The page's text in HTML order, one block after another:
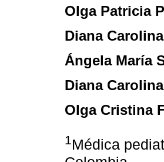
Olga Patricia
Diana
Ángela María
Diana
Olga Cristina
1Médica